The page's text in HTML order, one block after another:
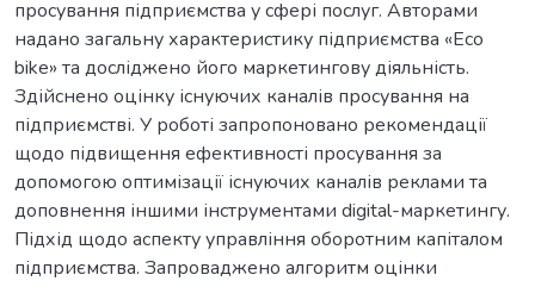
просування підприємства у сфері послуг. Авторами
надано загальну характеристику підприємства «Eco
bike» та досліджено його маркетингову діяльність.
Здійснено оцінку існуючих каналів просування на
підприємстві. У роботі запропоновано рекомендації
щодо підвищення ефективності просування за
допомогою оптимізації існуючих каналів реклами та
доповнення іншими інструментами digital-маркетингу.
Підхід щодо аспекту управління оборотним капіталом
підприємства. Запроваджено алгоритм оцінки